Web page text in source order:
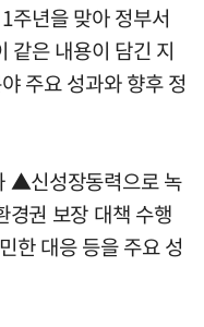
주년을 맞아 정부서
같은 내용이 담긴 지
주요 성과와 향후 정
▲신성장동력으로 녹
권 보장 대책 수행
한 대응 등을 주요 성